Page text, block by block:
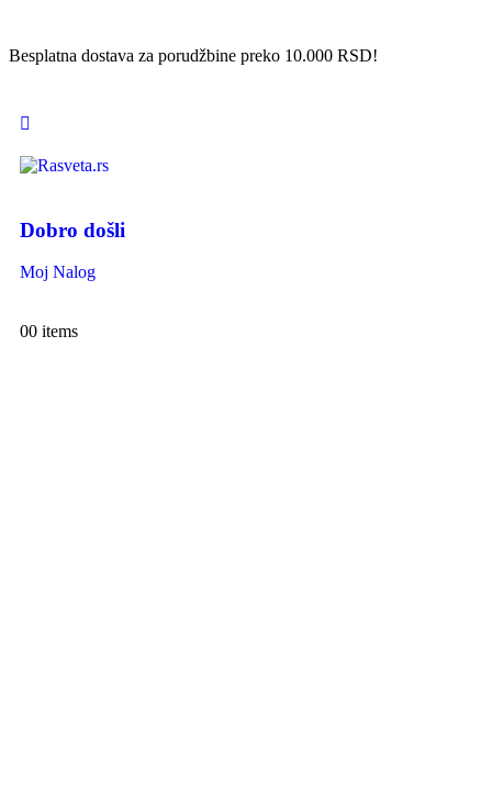
Besplatna dostava za porudžbine preko 10.000 RSD!
Dobro došli
Moj Nalog
00 items